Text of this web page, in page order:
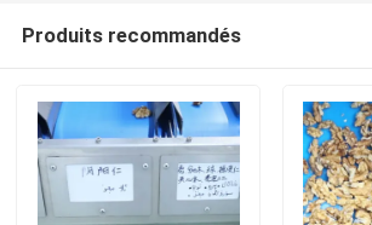
Produits
Vidéos
Produits recommandés